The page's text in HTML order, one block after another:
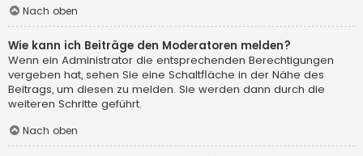
Nach oben
Wie kann ich Beiträge den Moderatoren melden?
Wenn ein Administrator die entsprechenden Berechtigungen
vergeben hat, sehen Sie eine Schaltfläche in der Nähe des
Beitrags, um diesen zu melden. Sie werden dann durch die
weiteren Schritte geführt.
Nach oben